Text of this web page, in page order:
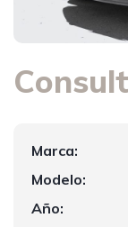
Marca:
Modelo:
Año: